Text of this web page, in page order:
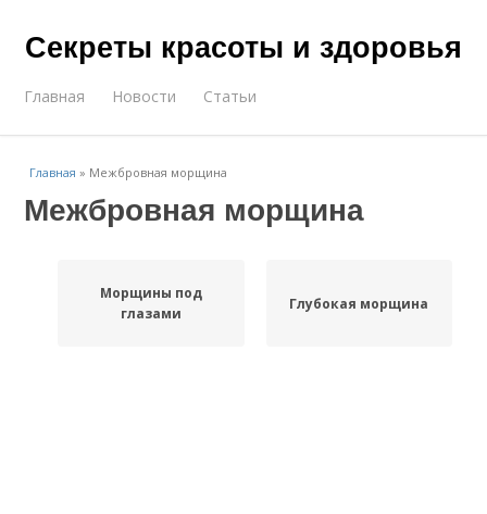
Секреты красоты и здоровья
Главная Новости Статьи
Главная » Межбровная морщина
Межбровная морщина
Морщины под
глазами
Глубокая морщина